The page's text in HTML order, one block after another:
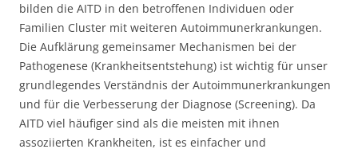
bilden die AITD in den betroffenen Individuen oder
Familien Cluster mit weiteren Autoimmunerkrankungen.
Die Aufklärung gemeinsamer Mechanismen bei der
Pathogenese (Krankheitsentstehung) ist wichtig für unser
grundlegendes Verständnis der Autoimmunerkrankungen
und für die Verbesserung der Diagnose (Screening). Da
AITD viel häufiger sind als die meisten mit ihnen
assoziierten Krankheiten, ist es einfacher und